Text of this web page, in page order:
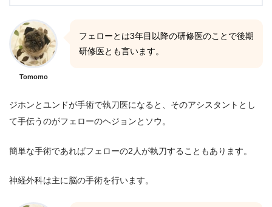
Tomomo
フェローとは3年目以降の研修医のことで後期
研修医とも言います。
ジホンとユンドが手術で執刀医になると、そのアシスタントとし
て手伝うのがフェローのヘジョンとソウ。
簡単な手術であればフェローの2人が執刀することもあります。
神経外科は主に脳の手術を行います。